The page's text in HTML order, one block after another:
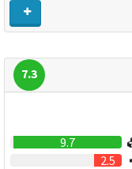
7.3
9.7
2.5